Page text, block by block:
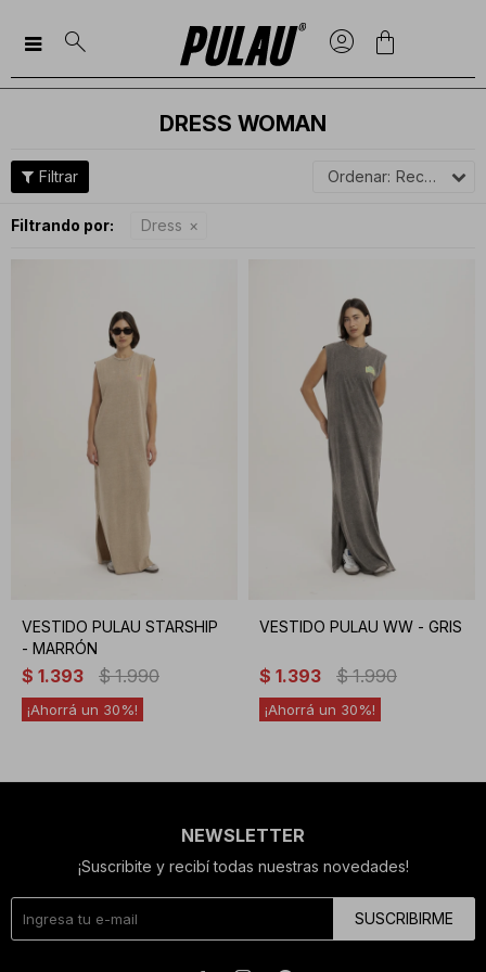

DRESS WOMAN
Recomendados
Filtrando por: Dress
VESTIDO PULAU STARSHIP
- MARRÓN
$ 1.393 $ 1.990
30
VESTIDO PULAU WW - GRIS
$ 1.393 $ 1.990
30
NEWSLETTER
¡Suscribite y recibí todas nuestras novedades!
SUSCRIBIRME